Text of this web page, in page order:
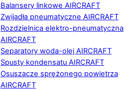
Balansery linkowe AIRCRAFT
Zwijadła pneumatyczne AIRCRAFT
Rozdzielnica elektro-pneumatyczna
AIRCRAFT
Separatory woda-olej AIRCRAFT
Spusty kondensatu AIRCRAFT
Osuszacze sprężonego powietrza
AIRCRAFT